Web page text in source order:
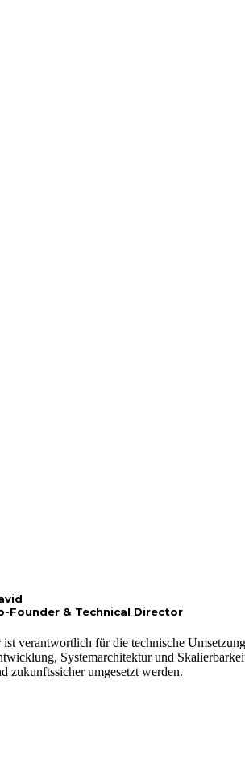
Founder & Technical Director
ist verantwortlich für die technische
Systemarchitektur und
zukunftssicher umgesetzt werden.